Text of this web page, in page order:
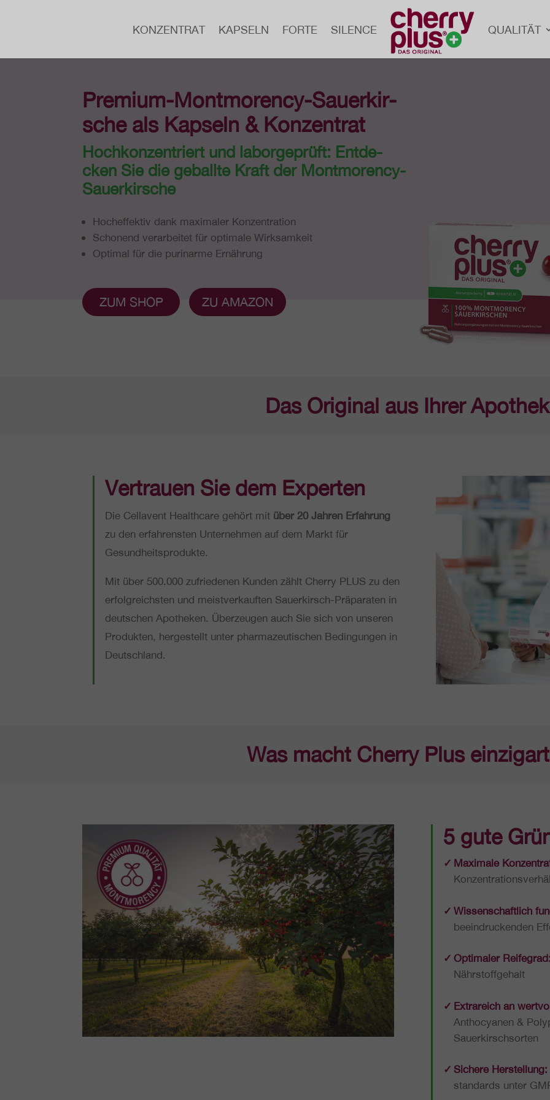
KON­ZEN­TRAT KAPSELN FORTE SILENCE QUA­LI­TÄT
Premium-Mont­mo­ren­cy-Sau­er­kir­
sche als Kapseln & Konzentrat
Hoch­kon­zen­triert und labor­ge­prüft: Ent­de­
cken Sie die geball­te Kraft der Montmorency-
Sauerkirsche
Hoch­ef­fek­tiv dank maxi­ma­ler Konzentration
Scho­nend ver­ar­bei­tet für opti­ma­le Wirksamkeit
Optimal für die purin­ar­me Ernährung
ZUM SHOP ZU AMAZON
Das Ori­gi­nal aus Ihrer
Ver­trau­en Sie dem Experten
Die Cel­la­vent Health­ca­re gehört mit über 20 Jahren Erfah­rung
zu den erfah­rens­ten Unter­neh­men auf dem Markt für
Gesundheitsprodukte.
Mit über 500.000 zufrie­de­nen Kunden zählt Cherry PLUS zu den
erfolg­reichs­ten und meist­ver­kauf­ten Sau­er­kirsch-Prä­pa­ra­ten in
deut­schen Apo­the­ken. Über­zeu­gen auch Sie sich von unseren
Pro­duk­ten, her­ge­stellt unter phar­ma­zeu­ti­schen Bedin­gun­gen in
Deutschland.
Was macht Cherry Plus
5 gute
Maxi­ma­le
Wis­sen­schaft­lich
beein­dru­cken­den
Opti­ma­ler
Nährstoffgehalt
Ext­ra­reich an
Antho­cya­nen &
Sauerkirschsorten
Sichere Her­stel­lung:
stan­dards unter